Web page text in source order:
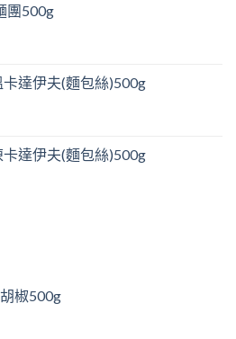
團500g
達伊夫(麵包絲)500g
達伊夫(麵包絲)500g
椒500g